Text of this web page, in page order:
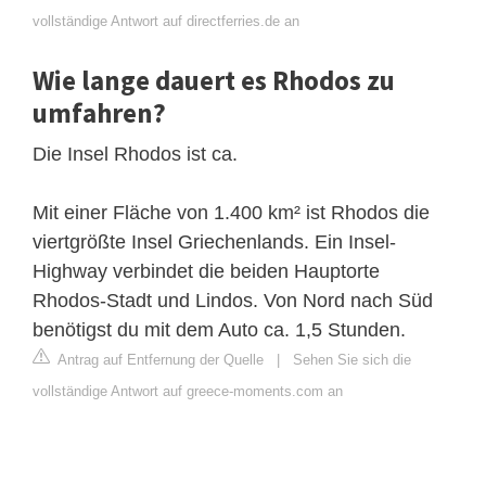
vollständige Antwort auf directferries.de an
Wie lange dauert es Rhodos zu
umfahren?
Die Insel Rhodos ist ca.
Mit einer Fläche von 1.400 km² ist Rhodos die
viertgrößte Insel Griechenlands. Ein Insel-
Highway verbindet die beiden Hauptorte
Rhodos-Stadt und Lindos. Von Nord nach Süd
benötigst du mit dem Auto ca. 1,5 Stunden.
Antrag auf Entfernung der Quelle
Sehen Sie sich die
vollständige Antwort auf greece-moments.com an